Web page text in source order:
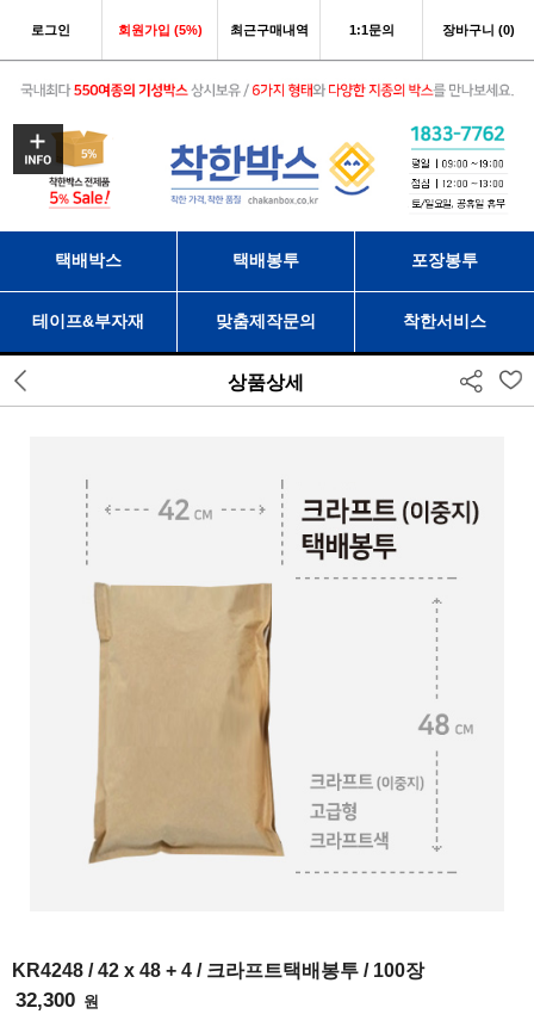
로그인 회원가입 (5%) 최근구매내역 1:1문의 장바구니 (0)
택배박스 택배봉투 포장봉투
테이프&부자재 맞춤제작문의 착한서비스
상품상세
KR4248 / 42 x 48 + 4 / 크라프트택배봉투 / 100장
32,300 원